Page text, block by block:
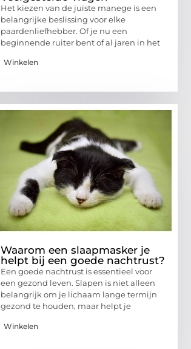
Het kiezen van de juiste manege is een
belangrijke beslissing voor elke
paardenliefhebber. Of je nu een
beginnende ruiter bent of al jaren in het
Winkelen
Waarom een slaapmasker je
helpt bij een goede nachtrust?
Een goede nachtrust is essentieel voor
een gezond leven. Slapen is niet alleen
belangrijk om je lichaam lange termijn
gezond te houden, maar helpt je
Winkelen